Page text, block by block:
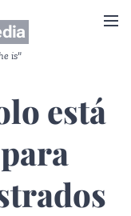
is"
está